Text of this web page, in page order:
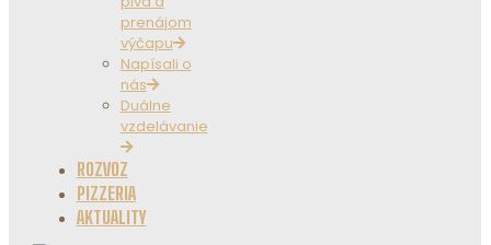
prenájom
výčapu
Napísali o
nás
Duálne
vzdelávanie
ROZVOZ
PIZZERIA
AKTUALITY